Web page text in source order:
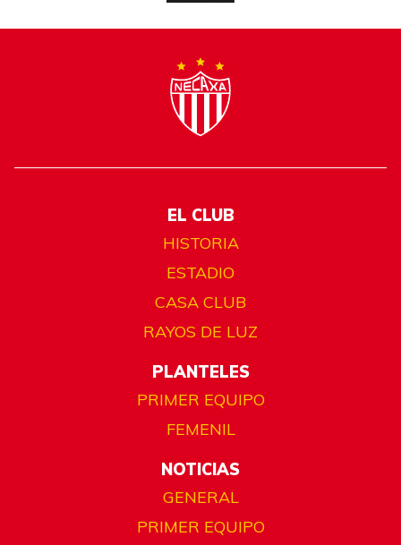
EL CLUB
HISTORIA
ESTADIO
CASA CLUB
RAYOS DE LUZ
PLANTELES
PRIMER EQUIPO
FEMENIL
NOTICIAS
GENERAL
PRIMER EQUIPO